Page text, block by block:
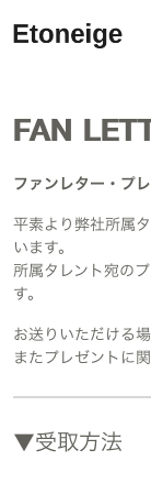
FAN
ファンレター・プ
平素より弊社所属
います。
所属タレント宛の
す。
お送りいただける
またプレゼントに
▼受取方法